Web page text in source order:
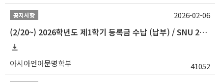
공지사항
(2/20~) 2026학년도 제1학기 등록금 수납 (납부) / SNU 26-1 Tuition fee payment notice
아시아언어문명학부 41052
2026-02-06